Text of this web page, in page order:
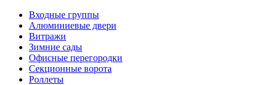
Входные группы
Алюминиевые двери
Витражи
Зимние сады
Офисные перегородки
Секционные ворота
Роллеты